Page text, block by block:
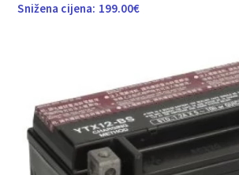
Snižena cijena: 199.00€